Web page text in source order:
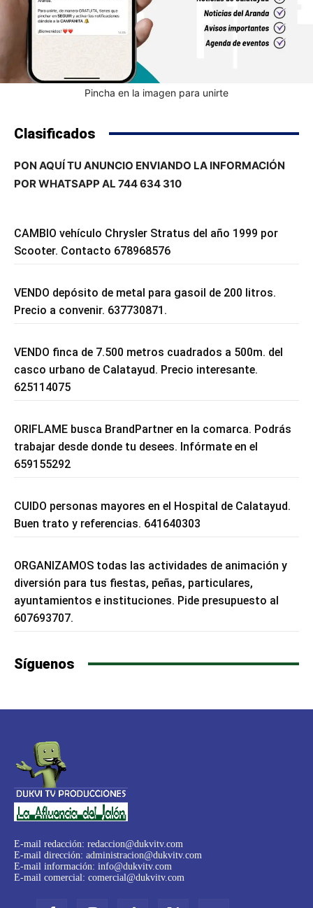
Pincha en la imagen para unirte
Clasificados
PON AQUÍ TU ANUNCIO ENVIANDO LA INFORMACIÓN
POR WHATSAPP AL 744 634 310
CAMBIO vehículo Chrysler Stratus del año 1999 por
Scooter. Contacto 678968576
VENDO depósito de metal para gasoil de 200 litros.
Precio a convenir. 637730871.
VENDO finca de 7.500 metros cuadrados a 500m. del
casco urbano de Calatayud. Precio interesante.
625114075
ORIFLAME busca BrandPartner en la comarca. Podrás
trabajar desde donde tu desees. Infórmate en el
659155292
CUIDO personas mayores en el Hospital de Calatayud.
Buen trato y referencias. 641640303
ORGANIZAMOS todas las actividades de animación y
diversión para tus fiestas, peñas, particulares,
ayuntamientos e instituciones. Pide presupuesto al
607693707.
Síguenos
E-mail redacción: redaccion@dukvitv.com
E-mail dirección: administracion@dukvitv.com
E-mail información: info@dukvitv.com
E-mail comercial: comercial@dukvitv.com